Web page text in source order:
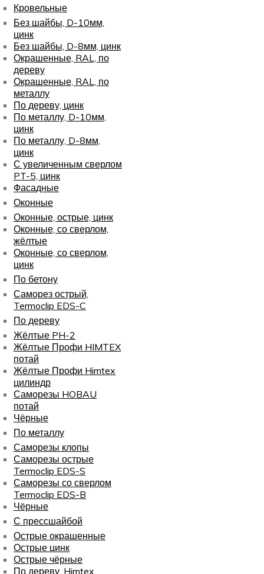
Кровельные
Без шайбы, D-10мм,
цинк
Без шайбы, D-8мм, цинк
Окрашенные, RAL, по
дереву
Окрашенные, RAL, по
металлу
По дереву, цинк
По металлу, D-10мм,
цинк
По металлу, D-8мм,
цинк
С увеличенным сверлом
PT-5, цинк
Фасадные
Оконные
Оконные, острые, цинк
Оконные, со сверлом,
жёлтые
Оконные, со сверлом,
цинк
По бетону
Саморез острый,
Termoclip EDS-C
По дереву
Жёлтые PH-2
Жёлтые Профи HIMTEX
потай
Жёлтые Профи Himtex
цилиндр
Саморезы HOBAU
потай
Чёрные
По металлу
Саморезы клопы
Саморезы острые
Termoclip EDS-S
Саморезы со сверлом
Termoclip EDS-B
Чёрные
С прессшайбой
Острые окрашенные
Острые цинк
Острые чёрные
По дереву, Himtex